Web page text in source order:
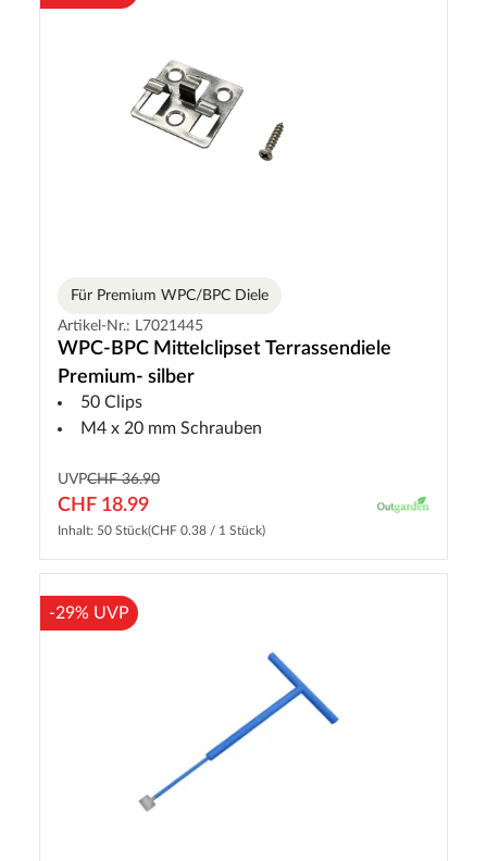
Für Premium WPC/BPC Diele
Artikel-Nr.: L7021445
WPC-BPC Mittelclipset Terrassendiele
Premium- silber
50 Clips
M4 x 20 mm Schrauben
UVPCHF 36.90
CHF 18.99
Inhalt: 50 Stück(CHF 0.38 / 1 Stück)
-29% UVP